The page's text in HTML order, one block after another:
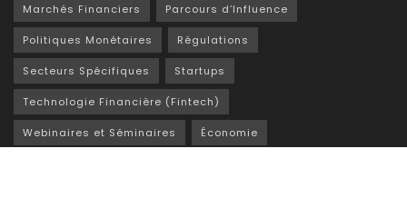
Marchés Financiers Parcours d’Influence
Politiques Monétaires Régulations
Secteurs Spécifiques Startups
Technologie Financière (Fintech)
Webinaires et Séminaires Économie